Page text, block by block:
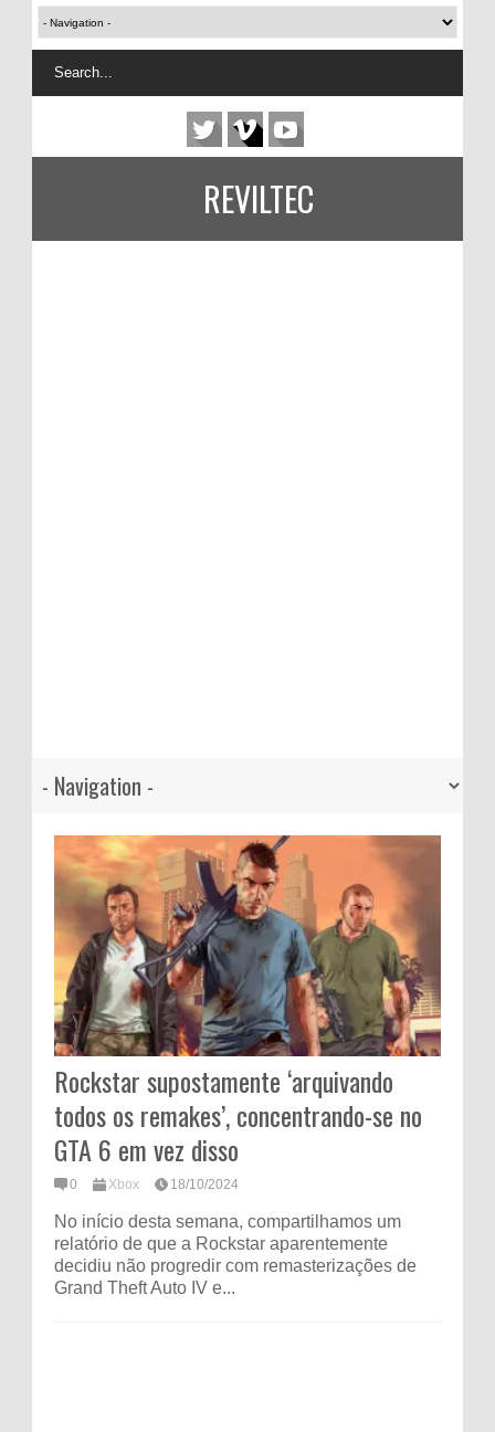
REVILTEC
Rockstar supostamente ‘arquivando
todos os remakes’, concentrando-se no
GTA 6 em vez disso
0 Xbox 18/10/2024
No início desta semana, compartilhamos um
relatório de que a Rockstar aparentemente
decidiu não progredir com remasterizações de
Grand Theft Auto IV e...